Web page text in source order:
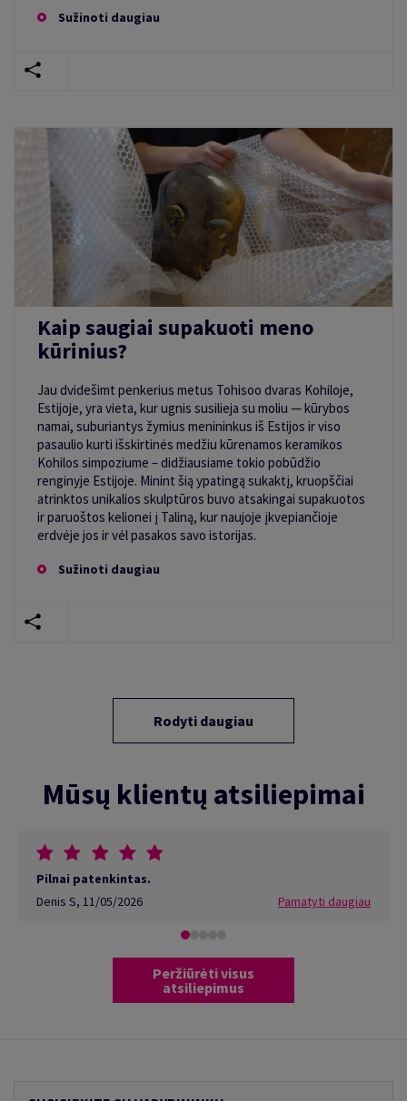
Sužinoti daugiau
Kaip saugiai supakuoti meno
kūrinius?
Jau dvidešimt penkerius metus Tohisoo dvaras Kohiloje,
Estijoje, yra vieta, kur ugnis susilieja su moliu — kūrybos
namai, suburiantys žymius menininkus iš Estijos ir viso
pasaulio kurti išskirtinės medžiu kūrenamos keramikos
Kohilos simpoziume – didžiausiame tokio pobūdžio
renginyje Estijoje. Minint šią ypatingą sukaktį, kruopščiai
atrinktos unikalios skulptūros buvo atsakingai supakuotos
ir paruoštos kelionei į Taliną, kur naujoje įkvepiančioje
erdvėje jos ir vėl pasakos savo istorijas.
Sužinoti daugiau
Rodyti daugiau
Mūsų klientų atsiliepimai
Pilnai patenkintas.
Denis S, 11/05/2026 Pamatyti daugiau
Peržiūrėti visus
atsiliepimus